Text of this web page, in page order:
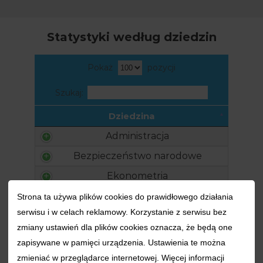
Statystyki według dziedzin
Pokaż pozycji
Szukaj:
Dziedzina
Administracja
Bezpieczeństwo narodowe
Ekonometria
Ekonomia
Finanse
Inna
Strona ta używa plików cookies do prawidłowego działania
serwisu i w celach reklamowy. Korzystanie z serwisu bez
zmiany ustawień dla plików cookies oznacza, że będą one
zapisywane w pamięci urządzenia. Ustawienia te można
zmieniać w przeglądarce internetowej. Więcej informacji